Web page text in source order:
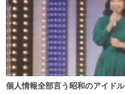
個人情報全部言う昭和のアイドル